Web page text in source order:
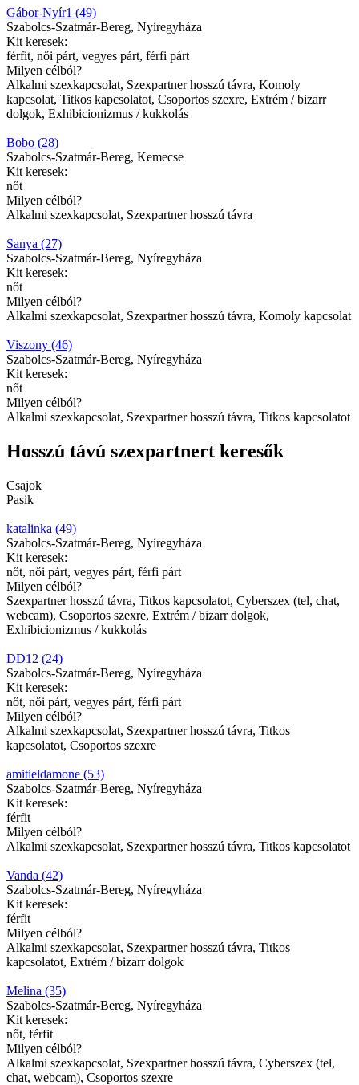
Gábor-Nyír1 (49)
Szabolcs-Szatmár-Bereg, Nyíregyháza
Kit keresek:
férfit, női párt, vegyes párt, férfi párt
Milyen célból?
Alkalmi szexkapcsolat, Szexpartner hosszú távra, Komoly
kapcsolat, Titkos kapcsolatot, Csoportos szexre, Extrém / bizarr
dolgok, Exhibicionizmus / kukkolás
Bobo (28)
Szabolcs-Szatmár-Bereg, Kemecse
Kit keresek:
nőt
Milyen célból?
Alkalmi szexkapcsolat, Szexpartner hosszú távra
Sanya (27)
Szabolcs-Szatmár-Bereg, Nyíregyháza
Kit keresek:
nőt
Milyen célból?
Alkalmi szexkapcsolat, Szexpartner hosszú távra, Komoly kapcsolat
Viszony (46)
Szabolcs-Szatmár-Bereg, Nyíregyháza
Kit keresek:
nőt
Milyen célból?
Alkalmi szexkapcsolat, Szexpartner hosszú távra, Titkos kapcsolatot
Hosszú távú szexpartnert keresők
Csajok
Pasik
katalinka (49)
Szabolcs-Szatmár-Bereg, Nyíregyháza
Kit keresek:
nőt, női párt, vegyes párt, férfi párt
Milyen célból?
Szexpartner hosszú távra, Titkos kapcsolatot, Cyberszex (tel, chat,
webcam), Csoportos szexre, Extrém / bizarr dolgok,
Exhibicionizmus / kukkolás
DD12 (24)
Szabolcs-Szatmár-Bereg, Nyíregyháza
Kit keresek:
nőt, női párt, vegyes párt, férfi párt
Milyen célból?
Alkalmi szexkapcsolat, Szexpartner hosszú távra, Titkos
kapcsolatot, Csoportos szexre
amitieldamone (53)
Szabolcs-Szatmár-Bereg, Nyíregyháza
Kit keresek:
férfit
Milyen célból?
Alkalmi szexkapcsolat, Szexpartner hosszú távra, Titkos kapcsolatot
Vanda (42)
Szabolcs-Szatmár-Bereg, Nyíregyháza
Kit keresek:
férfit
Milyen célból?
Alkalmi szexkapcsolat, Szexpartner hosszú távra, Titkos
kapcsolatot, Extrém / bizarr dolgok
Melina (35)
Szabolcs-Szatmár-Bereg, Nyíregyháza
Kit keresek:
nőt, férfit
Milyen célból?
Alkalmi szexkapcsolat, Szexpartner hosszú távra, Cyberszex (tel,
chat, webcam), Csoportos szexre